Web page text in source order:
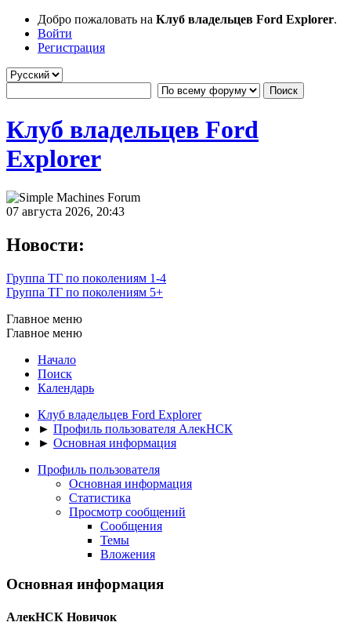
Добро пожаловать на Клуб владельцев Ford Explorer.
Войти
Регистрация
Клуб владельцев Ford
Explorer
07 августа 2026, 20:43
Новости:
Группа ТГ по поколениям 1-4
Группа ТГ по поколениям 5+
Главное меню
Главное меню
Начало
Поиск
Календарь
Клуб владельцев Ford Explorer
► Профиль пользователя АлекНСК
► Основная информация
Профиль пользователя
Основная информация
Статистика
Просмотр сообщений
Сообщения
Темы
Вложения
Основная информация
АлекНСК Новичок